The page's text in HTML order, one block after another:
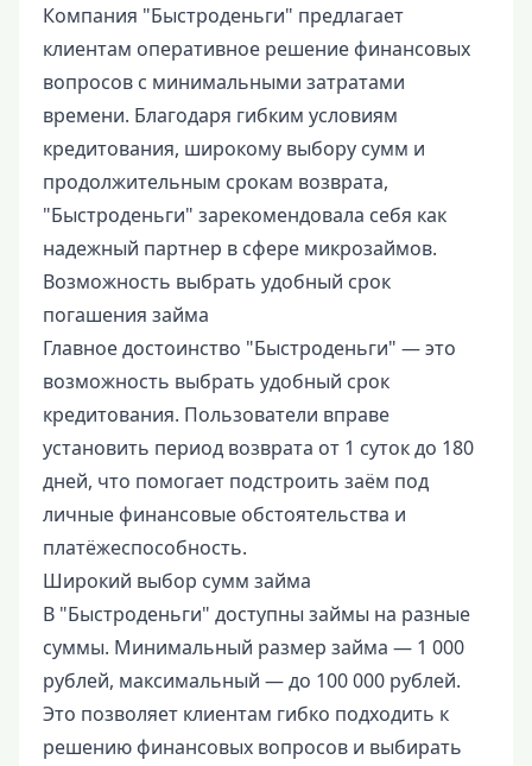
Компания "Быстроденьги" предлагает
клиентам оперативное решение финансовых
вопросов с минимальными затратами
времени. Благодаря гибким условиям
кредитования, широкому выбору сумм и
продолжительным срокам возврата,
"Быстроденьги" зарекомендовала себя как
надежный партнер в сфере микрозаймов.
Возможность выбрать удобный срок
погашения займа
Главное достоинство "Быстроденьги" — это
возможность выбрать удобный срок
кредитования. Пользователи вправе
установить период возврата от 1 суток до 180
дней, что помогает подстроить заём под
личные финансовые обстоятельства и
платёжеспособность.
Широкий выбор сумм займа
В "Быстроденьги" доступны займы на разные
суммы. Минимальный размер займа — 1 000
рублей, максимальный — до 100 000 рублей.
Это позволяет клиентам гибко подходить к
решению финансовых вопросов и выбирать